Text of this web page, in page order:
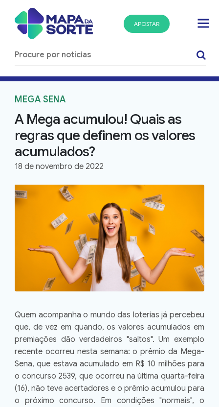
APOSTAR
MEGA SENA
A Mega acumulou! Quais as
regras que definem os valores
acumulados?
18 de novembro de 2022
Quem acompanha o mundo das loterias já percebeu
que, de vez em quando, os valores acumulados em
premiações dão verdadeiros "saltos". Um exemplo
recente ocorreu nesta semana: o prêmio da Mega-
Sena, que estava acumulado em R$ 10 milhões para
o concurso 2539, que ocorreu na última quarta-feira
(16), não teve acertadores e o prêmio acumulou para
o próximo concurso. Em condições "normais", o